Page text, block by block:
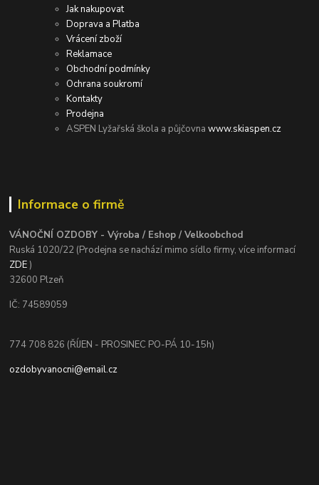
Jak nakupovat
Doprava a Platba
Vrácení zboží
Reklamace
Obchodní podmínky
Ochrana soukromí
Kontakty
Prodejna
ASPEN Lyžařská škola a půjčovnawww.skiaspen.cz
Informace o firmě
VÁNOČNÍ OZDOBY - Výroba / Eshop / Velkoobchod
Ruská 1020/22 (Prodejna se nachází mimo sídlo firmy, více informací
ZDE)
32600 Plzeň
IČ: 74589059
774 708 826 (ŘÍJEN - PROSINEC PO-PÁ 10-15h)
ozdobyvanocni@email.cz